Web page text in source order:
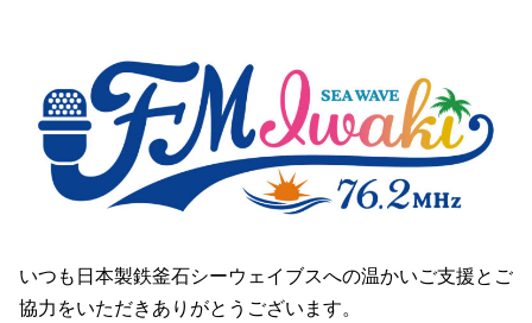
いつも日本製鉄釜石シーウェイブスへの温かいご支援とご
協力をいただきありがとうございます。